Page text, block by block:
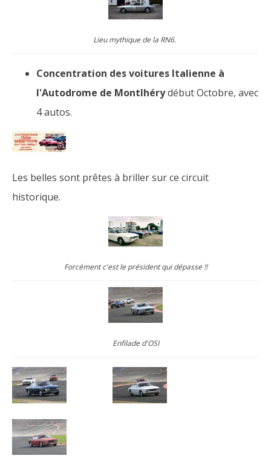
Lieu mythique de la RN6.
Concentration des voitures Italienne à
l'Autodrome de Montlhérydébut Octobre, avec
4 autos.
Les belles sont prêtes à briller sur ce circuit
historique.
Forcément c'est le président qui dépasse !!
Enfilade d'OSI